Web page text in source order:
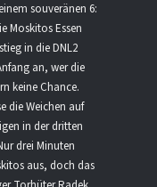
souveränen 6:1
Moskitos Essen
in die DNL2
an, wer die
keine Chance.
die Weichen auf
in der dritten
drei Minuten
aus, doch das